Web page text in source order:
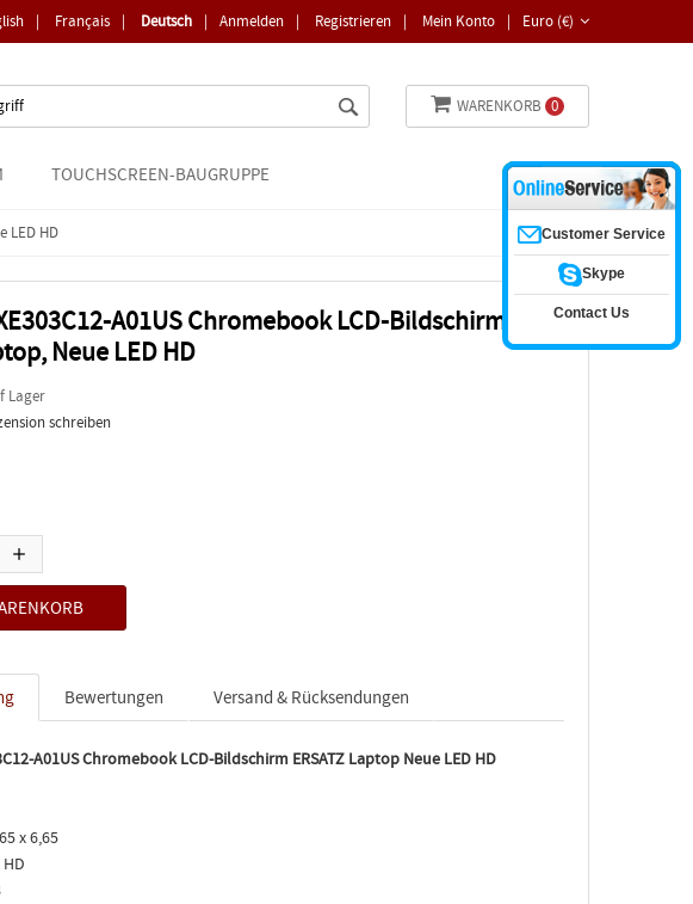
Euro (€)
Anmelden | Registrieren | Mein Konto |
| Français | Deutsch |
WARENKORB 0
TOUCHSCREEN-BAUGRUPPE
LED HD
A01US Chromebook LCD-Bildschirm
Neue LED HD
Lager
schreiben
Bewertungen Versand & Rücksendungen
A01US Chromebook LCD-Bildschirm ERSATZ Laptop Neue LED HD
x 6,65
HD
Customer Service
Skype
Contact Us